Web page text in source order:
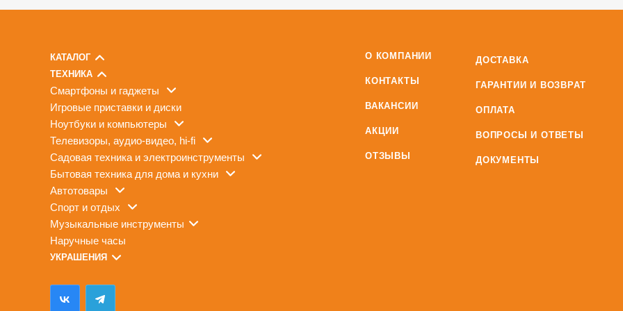
КАТАЛОГ
ТЕХНИКА
смартфоны и гаджеты
игровые приставки и диски
ноутбуки и компьютеры
телевизоры, аудио-видео, hi-fi
садовая техника и электроинструменты
бытовая техника для дома и кухни
автотовары
спорт и отдых
музыкальные инструменты
наручные часы
УКРАШЕНИЯ
О КОМПАНИИ
КОНТАКТЫ
ВАКАНСИИ
АКЦИИ
ОТЗЫВЫ
ДОСТАВКА
ГАРАНТИИ И ВОЗВРАТ
ОПЛАТА
ВОПРОСЫ И ОТВЕТЫ
ДОКУМЕНТЫ